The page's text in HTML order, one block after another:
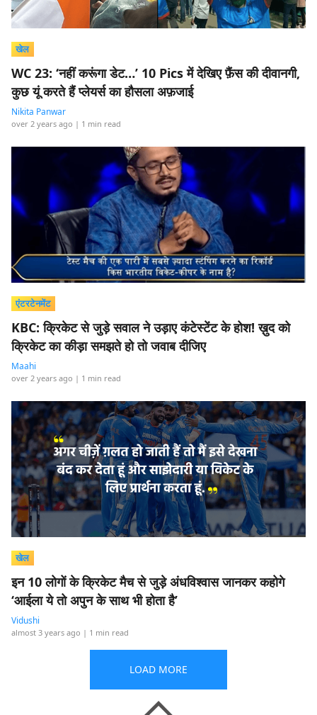
खेल
WC 23: ‘नहीं करूंगा डेट…’ 10 Pics में देखिए फ़ैंस की दीवानगी,
कुछ यूं करते हैं प्लेयर्स का हौसला अफ़जाई
Nikita Panwar
over 2 years ago | 1 min read
एंटरटेनमेंट
KBC: क्रिकेट से जुड़े सवाल ने उड़ाए कंटेस्टेंट के होश! ख़ुद को
क्रिकेट का कीड़ा समझते हो तो जवाब दीजिए
Maahi
over 2 years ago | 1 min read
खेल
इन 10 लोगों के क्रिकेट मैच से जुड़े अंधविश्वास जानकर कहोगे
‘आईला ये तो अपुन के साथ भी होता है’
Vidushi
almost 3 years ago | 1 min read
LOAD MORE